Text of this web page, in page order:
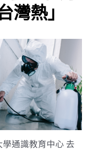
灣熱」
通識教育中心 去